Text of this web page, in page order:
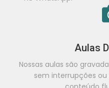
Aulas
Nossas aulas são
sem interrupções